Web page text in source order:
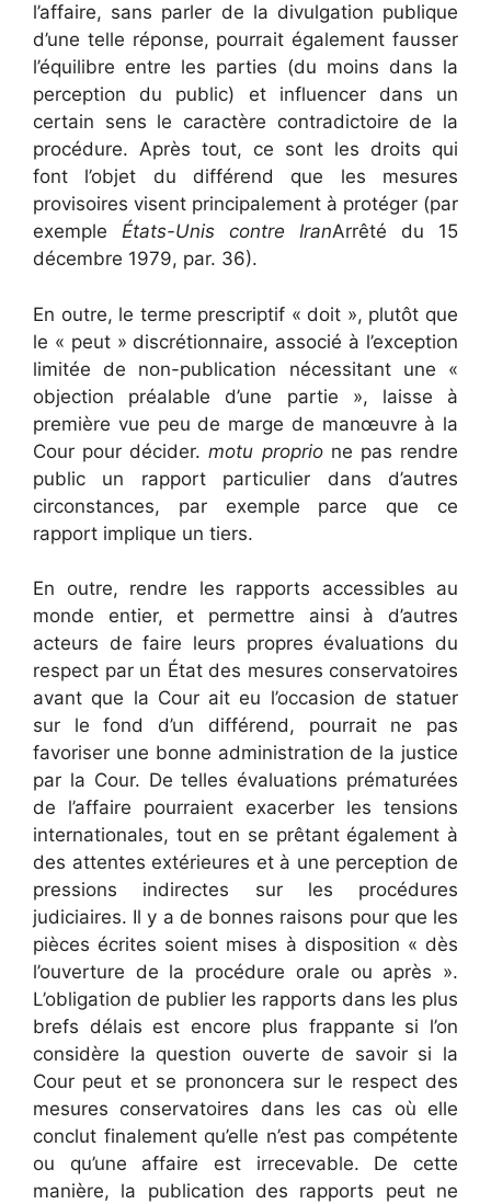
l’affaire, sans parler de la divulgation publique
d’une telle réponse, pourrait également fausser
l’équilibre entre les parties (du moins dans la
perception du public) et influencer dans un
certain sens le caractère contradictoire de la
procédure. Après tout, ce sont les droits qui
font l’objet du différend que les mesures
provisoires visent principalement à protéger (par
exemple États-Unis contre IranArrêté du 15
décembre 1979, par. 36).
En outre, le terme prescriptif « doit », plutôt que
le « peut » discrétionnaire, associé à l’exception
limitée de non-publication nécessitant une «
objection préalable d’une partie », laisse à
première vue peu de marge de manœuvre à la
Cour pour décider.motu proprio ne pas rendre
public un rapport particulier dans d’autres
circonstances, par exemple parce que ce
rapport implique un tiers.
En outre, rendre les rapports accessibles au
monde entier, et permettre ainsi à d’autres
acteurs de faire leurs propres évaluations du
respect par un État des mesures conservatoires
avant que la Cour ait eu l’occasion de statuer
sur le fond d’un différend, pourrait ne pas
favoriser une bonne administration de la justice
par la Cour. De telles évaluations prématurées
de l’affaire pourraient exacerber les tensions
internationales, tout en se prêtant également à
des attentes extérieures et à une perception de
pressions indirectes sur les procédures
judiciaires. Il y a de bonnes raisons pour que les
pièces écrites soient mises à disposition « dès
l’ouverture de la procédure orale ou après ».
L’obligation de publier les rapports dans les plus
brefs délais est encore plus frappante si l’on
considère la question ouverte de savoir si la
Cour peut et se prononcera sur le respect des
mesures conservatoires dans les cas où elle
conclut finalement qu’elle n’est pas compétente
ou qu’une affaire est irrecevable. De cette
manière, la publication des rapports peut ne